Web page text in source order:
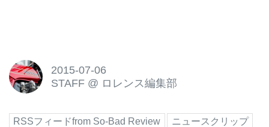
2015-07-06
STAFF @ ロレンス編集部
RSSフィードfrom So-Bad Review
ニュースクリップ